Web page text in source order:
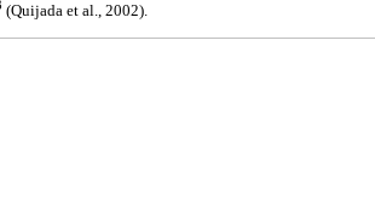
(Quijada et al., 2002).